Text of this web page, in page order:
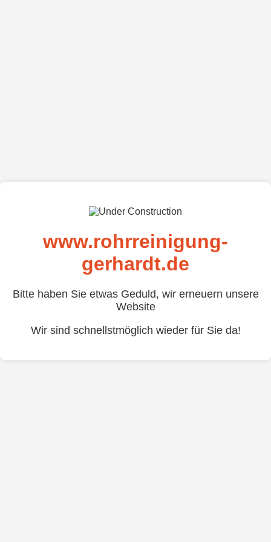
www.rohrreinigung-
gerhardt.de
Bitte haben Sie etwas Geduld, wir erneuern unsere
Website
Wir sind schnellstmöglich wieder für Sie da!